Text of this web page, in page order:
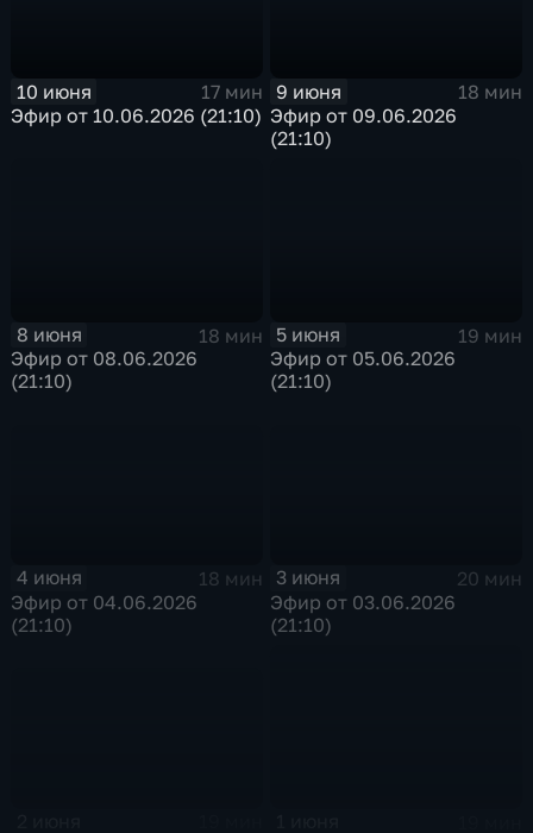
10 июня
17 мин
Эфир от 10.06.2026 (21:10)
9 июня
18 мин
Эфир от 09.06.2026
(21:10)
8 июня
18 мин
Эфир от 08.06.2026
(21:10)
5 июня
19 мин
Эфир от 05.06.2026
(21:10)
4 июня
18 мин
Эфир от 04.06.2026
(21:10)
3 июня
20 мин
Эфир от 03.06.2026
(21:10)